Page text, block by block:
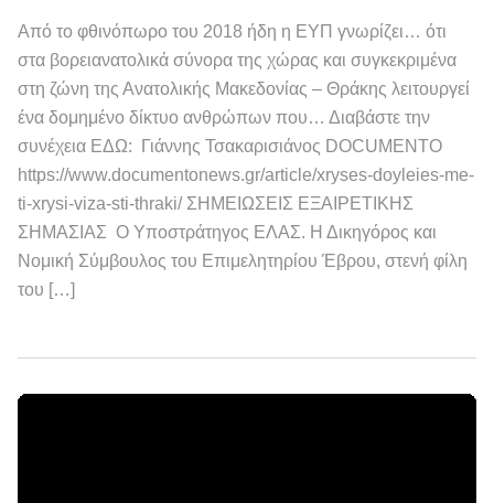
Από το φθινόπωρο του 2018 ήδη η ΕΥΠ γνωρίζει… ότι
στα βορειανατολικά σύνορα της χώρας και συγκεκριμένα
στη ζώνη της Ανατολικής Μακεδονίας – Θράκης λειτουργεί
ένα δομημένο δίκτυο ανθρώπων που… Διαβάστε την
συνέχεια ΕΔΩ: Γιάννης Τσακαρισιάνος DOCUMENTO
https://www.documentonews.gr/article/xryses-doyleies-me-
ti-xrysi-viza-sti-thraki/ ΣΗΜΕΙΩΣΕΙΣ ΕΞΑΙΡΕΤΙΚΗΣ
ΣΗΜΑΣΙΑΣ Ο Υποστράτηγος ΕΛΑΣ. Η Δικηγόρος και
Νομική Σύμβουλος του Επιμελητηρίου Έβρου, στενή φίλη
του […]